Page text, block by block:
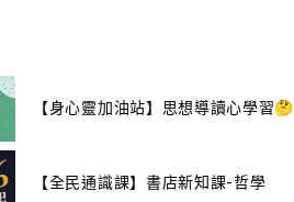
【身心靈加油站】思想導讀心學習🤔
【全民通識課】書店新知課-哲學